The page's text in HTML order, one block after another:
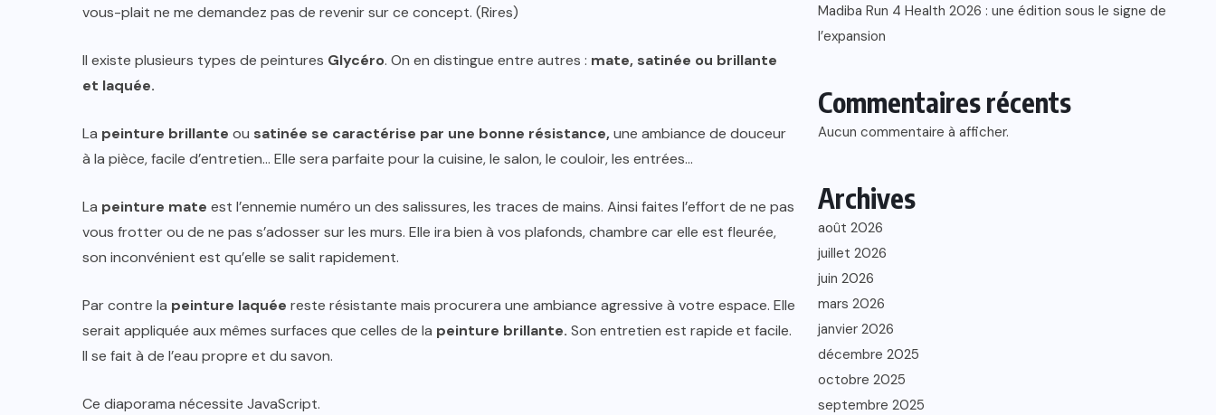
vous-plait ne me demandez pas de revenir sur ce concept. (Rires)
Il existe plusieurs types de peintures Glycéro. On en distingue entre autres : mate, satinée ou brillante
et laquée.
La peinture brillante ou satinée se caractérise par une bonne résistance,une ambiance de douceur
à la pièce, facile d’entretien… Elle sera parfaite pour la cuisine, le salon, le couloir, les entrées…
La peinture mate est l’ennemie numéro un des salissures, les traces de mains. Ainsi faites l’effort de ne pas
vous frotter ou de ne pas s’adosser sur les murs. Elle ira bien à vos plafonds, chambre car elle est fleurée,
son inconvénient est qu’elle se salit rapidement.
Par contre la peinture laquée reste résistante mais procurera une ambiance agressive à votre espace. Elle
serait appliquée aux mêmes surfaces que celles de la peinture brillante. Son entretien est rapide et facile.
Il se fait à de l’eau propre et du savon.
Ce diaporama nécessite JavaScript.
Madiba Run 4 Health 2026 : une édition sous le signe de
l’expansion
Commentaires récents
Aucun commentaire à afficher.
Archives
août 2026
juillet 2026
juin 2026
mars 2026
janvier 2026
décembre 2025
octobre 2025
septembre 2025